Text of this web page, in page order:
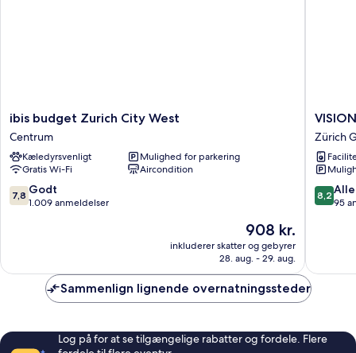
ibis
budget
Zurich
City
West
Centrum
ibis budget Zurich City West
Centrum
Kæledyrsvenligt
Mulighed for parkering
Gratis Wi-Fi
Aircondition
7.8
ud
anmeldelser
7,8 Godt
1.009 anmeldelser
Prisen
908 kr.
908 kr.
inkluderer skatter og gebyrer
28. aug. - 29. aug.
Zürich
Gamle
Bydel
Zürich
8.2
ud
8,2
95
Sammenlign lignende overnatningssteder
Log på for at se tilgængelige rabatter og fordele. Flere